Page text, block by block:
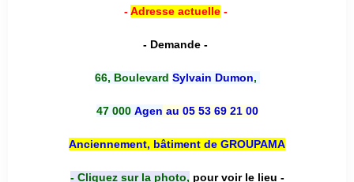
-Adresse actuelle-
- Demande -
66, Boulevard Sylvain Dumon,
47 000 Agen au 05 53 69 21 00
Anciennement, bâtiment de GROUPAMA
- Cliquez sur la photo, pour voir le lieu -